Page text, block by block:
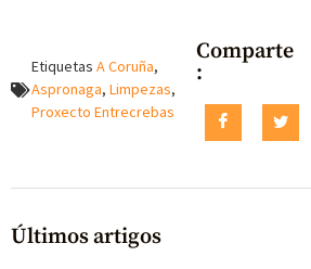
Etiquetas A Coruña,
Aspronaga, Limpezas,
Proxecto Entrecrebas
Comparte
:
Últimos artigos